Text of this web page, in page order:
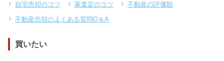
自宅売却のコツ
家査定のコツ
不動産の評価額
不動産売却のよくある質問Q＆A
買いたい